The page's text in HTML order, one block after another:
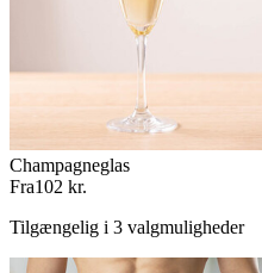
Champagneglas
Fra102 kr.
Tilgængelig i 3 valgmuligheder